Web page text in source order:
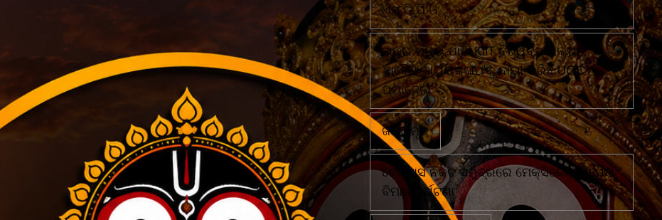
ଏସ ଡି ପି ଓ
ଛାତ୍ର ମୃତ୍ୟୁ ପାଇଁ KIIT ବିଶ୍ୱବିଦ୍ୟାଳୟର
'ଅବୈଧ କାର୍ଯ୍ୟକଳାପ'କୁ ଦାୟୀ କରିଛି UGC
ପ୍ୟାନେଲ
ଜଣେ ମୃତ
ଟେକ୍ସାସ ନିକଟ ସମୁଦ୍ରରେ ମେକ୍ସିକୋ ନୌସେନା
ବିମାନ ଦୁର୍ଘଟଣା